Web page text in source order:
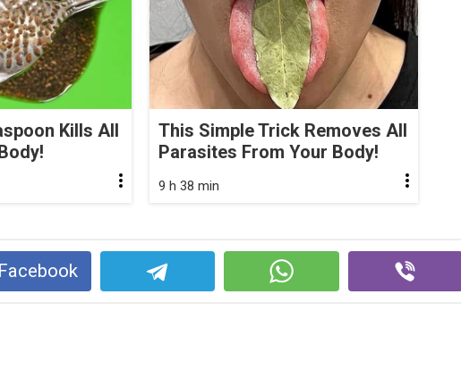
Kills All
This Simple Trick Removes All
Parasites From Your Body!
9 h 38 min